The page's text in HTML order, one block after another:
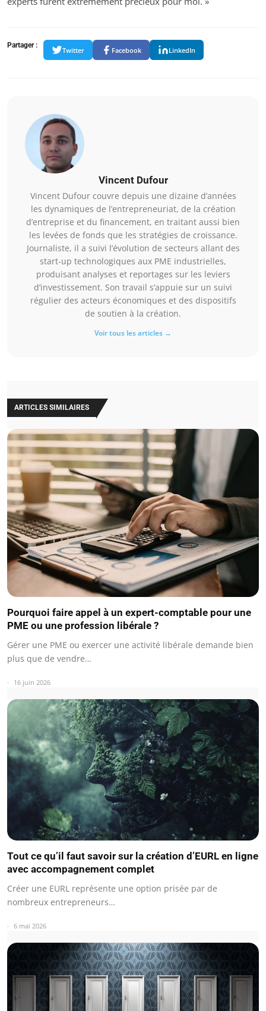
Partager :
Twitter Facebook LinkedIn
Vincent Dufour
Vincent Dufour couvre depuis une dizaine d’années
les dynamiques de l’entrepreneuriat, de la création
d’entreprise et du financement, en traitant aussi bien
les levées de fonds que les stratégies de croissance.
Journaliste, il a suivi l’évolution de secteurs allant des
start-up technologiques aux PME industrielles,
produisant analyses et reportages sur les leviers
d’investissement. Son travail s’appuie sur un suivi
régulier des acteurs économiques et des dispositifs
de soutien à la création.
Voir tous les articles →
ARTICLES SIMILAIRES
Pourquoi faire appel à un expert-comptable pour une
PME ou une profession libérale ?
Gérer une PME ou exercer une activité libérale demande bien
plus que de vendre…
16 juin 2026
Tout ce qu’il faut savoir sur la création d’EURL en ligne
avec accompagnement complet
Créer une EURL représente une option prisée par de
nombreux entrepreneurs…
6 mai 2026